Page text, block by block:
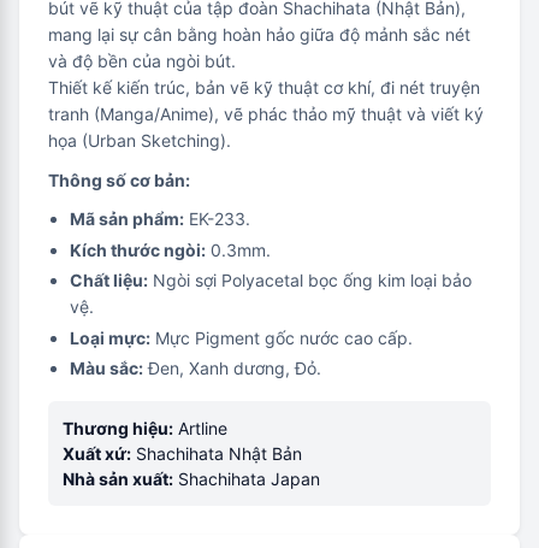
bút vẽ kỹ thuật của tập đoàn Shachihata (Nhật Bản),
mang lại sự cân bằng hoàn hảo giữa độ mảnh sắc nét
và độ bền của ngòi bút.
Thiết kế kiến trúc, bản vẽ kỹ thuật cơ khí, đi nét truyện
tranh (Manga/Anime), vẽ phác thảo mỹ thuật và viết ký
họa (Urban Sketching).
Thông số cơ bản:
Mã sản phẩm:EK-233.
Kích thước ngòi:0.3mm.
Chất liệu:Ngòi sợi Polyacetal bọc ống kim loại bảo
vệ.
Loại mực:Mực Pigment gốc nước cao cấp.
Màu sắc:Đen, Xanh dương, Đỏ.
Thương hiệu: Artline
Xuất xứ: Shachihata Nhật Bản
Nhà sản xuất: Shachihata Japan